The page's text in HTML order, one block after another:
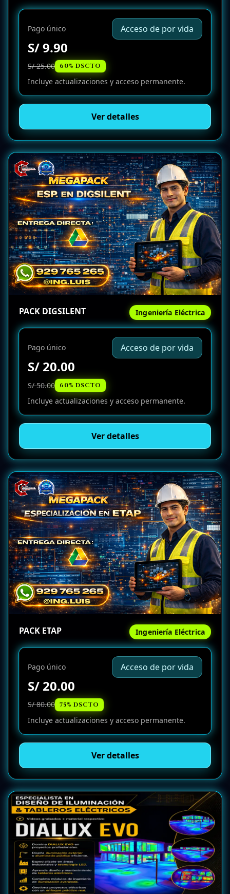
Pago único Acceso de por vida
S/ 9.90
S/ 25.00 60% DSCTO
Incluye actualizaciones y acceso permanente.
Ver detalles
PACK DIGSILENT Ingeniería Eléctrica
Pago único Acceso de por vida
S/ 20.00
S/ 50.00 60% DSCTO
Incluye actualizaciones y acceso permanente.
Ver detalles
PACK ETAP Ingeniería Eléctrica
Pago único Acceso de por vida
S/ 20.00
S/ 80.00 75% DSCTO
Incluye actualizaciones y acceso permanente.
Ver detalles